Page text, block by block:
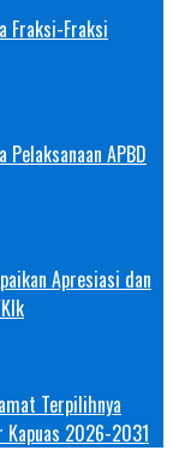
Fraksi-Fraksi
Pelaksanaan APBD
Apresiasi dan
Terpilihnya
Kapuas 2026-2031